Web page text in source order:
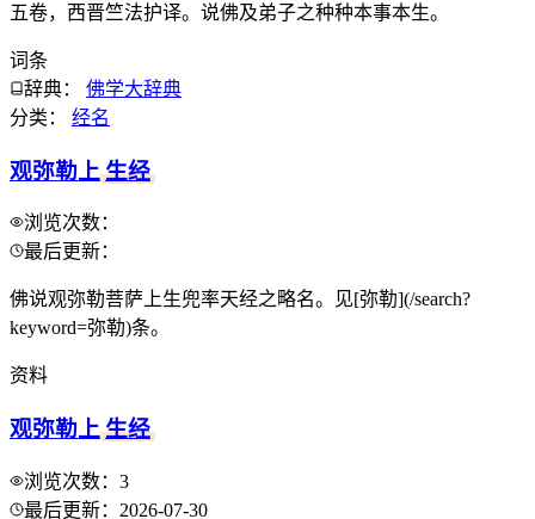
五卷，西晋竺法护译。说佛及弟子之种种本事本生。
词条
辞典： 佛学大辞典
分类： 经名
观弥勒上 生经
浏览次数：
最后更新：
佛说观弥勒菩萨上生兜率天经之略名。见[弥勒](/search?
keyword=弥勒)条。
资料
观弥勒上 生经
浏览次数： 3
最后更新： 2026-07-30